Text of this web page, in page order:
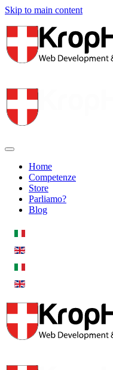
Skip to main content
Home
Competenze
Store
Parliamo?
Blog